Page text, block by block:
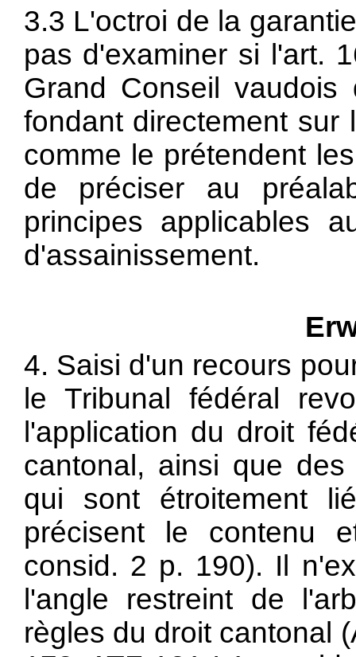
3.3 L'octroi de la
pas d'examiner si l'art.
Grand Conseil
fondant directement sur
comme le prétendent
de préciser au
principes applicables
d'assainissement.
4. Saisi d'un recours
le Tribunal fédéral
l'application du droit
cantonal, ainsi que
qui sont étroitement
précisent le contenu
consid. 2 p. 190). Il
l'angle restreint de
règles du droit cantonal